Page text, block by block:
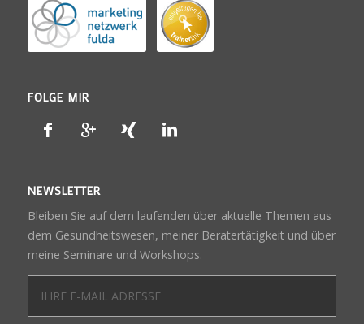
FOLGE MIR
NEWSLETTER
Bleiben Sie auf dem laufenden über aktuelle Themen aus
dem Gesundheitswesen, meiner Beratertätigkeit und über
meine Seminare und Workshops.